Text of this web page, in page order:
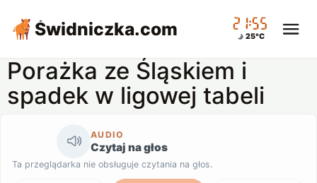
Świdniczka.com 21:55
25°C
Porażka ze Śląskiem i
spadek w ligowej tabeli
AUDIO
Czytaj na głos
Ta przeglądarka nie obsługuje czytania na głos.